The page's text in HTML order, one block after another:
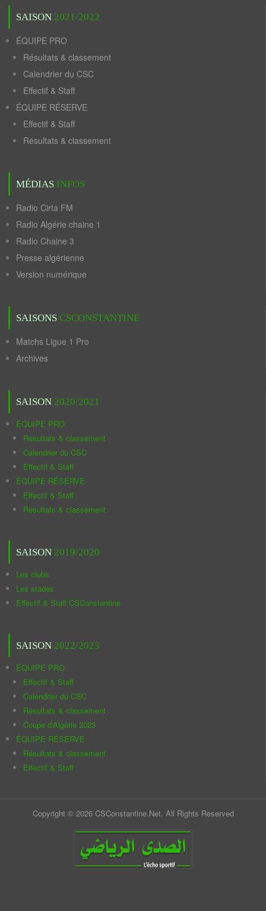
SAISON 2021/2022
ÉQUIPE PRO
Résultats & classement
Calendrier du CSC
Effectif & Staff
ÉQUIPE RÉSERVE
Effectif & Staff
Résultats & classement
MÉDIAS INFOS
Radio Cirta FM
Radio Algérie chaine 1
Radio Chaine 3
Presse algérienne
Version numérique
SAISONS CSCONSTANTINE
Matchs Ligue 1 Pro
Archives
SAISON 2020/2021
ÉQUIPE PRO
Résultats & classement
Calendrier du CSC
Effectif & Staff
ÉQUIPE RÉSERVE
Effectif & Staff
Résultats & classement
SAISON 2019/2020
Les clubs
Les stades
Effectif & Staff CSConstantine
SAISON 2022/2023
ÉQUIPE PRO
Effectif & Staff
Calendrier du CSC
Résultats & classement
Coupe d'Algérie 2023
ÉQUIPE RÉSERVE
Résultats & classement
Effectif & Staff
Copyright © 2026 CSConstantine.Net. All Rights Reserved